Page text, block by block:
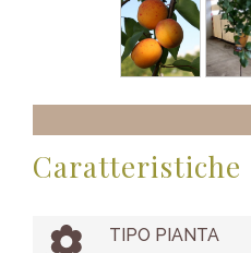
Caratteristiche
TIPO PIANTA